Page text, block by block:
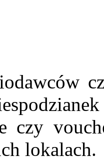
czy
lokalach.